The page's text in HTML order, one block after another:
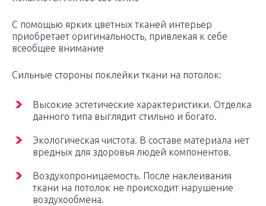
С помощью ярких цветных тканей интерьер
приобретает оригинальность, привлекая к себе
всеобщее внимание
Сильные стороны поклейки ткани на потолок:
Высокие эстетические характеристики. Отделка
данного типа выглядит стильно и богато.
Экологическая чистота. В составе материала нет
вредных для здоровья людей компонентов.
Воздухопроницаемость. После наклеивания
ткани на потолок не происходит нарушение
воздухообмена.